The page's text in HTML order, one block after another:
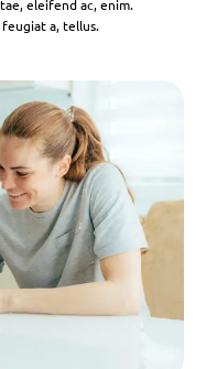
eleifend ac, enim.
a, tellus.